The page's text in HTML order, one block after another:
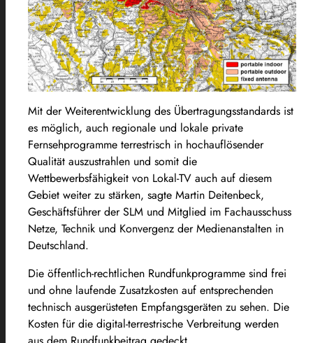
Mit der Weiterentwicklung des Übertragungsstandards ist
es möglich, auch regionale und lokale private
Fernsehprogramme terrestrisch in hochauflösender
Qualität auszustrahlen und somit die
Wettbewerbsfähigkeit von Lokal-TV auch auf diesem
Gebiet weiter zu stärken, sagte Martin Deitenbeck,
Geschäftsführer der SLM und Mitglied im Fachausschuss
Netze, Technik und Konvergenz der Medienanstalten in
Deutschland.
Die öffentlich-rechtlichen Rundfunkprogramme sind frei
und ohne laufende Zusatzkosten auf entsprechenden
technisch ausgerüsteten Empfangsgeräten zu sehen. Die
Kosten für die digital-terrestrische Verbreitung werden